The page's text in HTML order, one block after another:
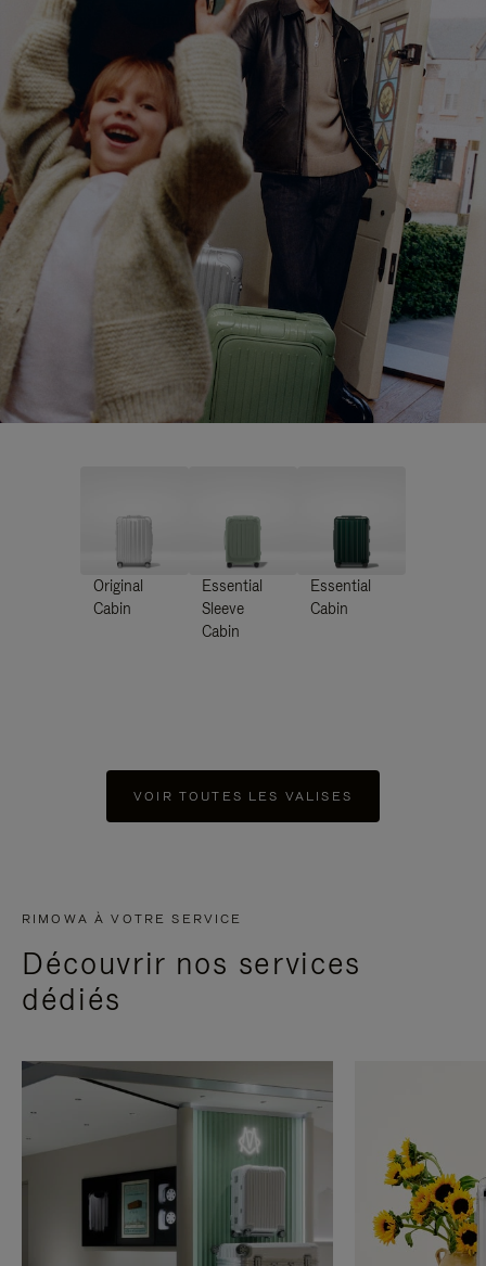
Original
Cabin
Essential
Sleeve
Cabin
Essential
Cabin
VOIR TOUTES LES VALISES
RIMOWA À VOTRE SERVICE
Découvrir nos services
dédiés